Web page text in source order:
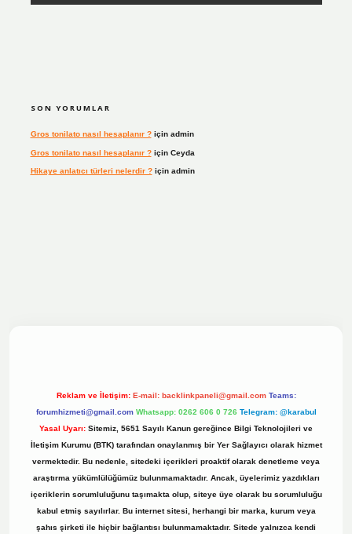
SON YORUMLAR
Gros tonilato nasıl hesaplanır ?için admin
Gros tonilato nasıl hesaplanır ?için Ceyda
Hikaye anlatıcı türleri nelerdir ?için admin
Reklam ve İletişim: E-mail: backlinkpaneli@gmail.com Teams:
forumhizmeti@gmail.com Whatsapp: 0262 606 0 726 Telegram: @karabul
Yasal Uyarı: Sitemiz, 5651 Sayılı Kanun gereğince Bilgi Teknolojileri ve
İletişim Kurumu (BTK) tarafından onaylanmış bir Yer Sağlayıcı olarak hizmet
vermektedir. Bu nedenle, sitedeki içerikleri proaktif olarak denetleme veya
araştırma yükümlülüğümüz bulunmamaktadır. Ancak, üyelerimiz yazdıkları
içeriklerin sorumluluğunu taşımakta olup, siteye üye olarak bu sorumluluğu
kabul etmiş sayılırlar. Bu internet sitesi, herhangi bir marka, kurum veya
şahıs şirketi ile hiçbir bağlantısı bulunmamaktadır. Sitede yalnızca kendi